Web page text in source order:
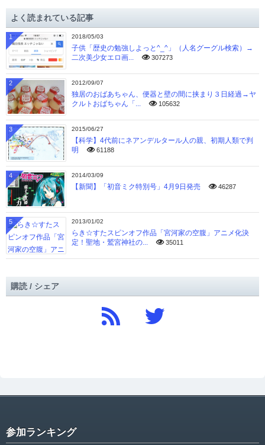
ブよく読まれている記事
2018/05/03
子供「歴史の勉強しよっと^_^」（人名グーグル検索）→
二次美少女エロ画...
307273
1
2012/09/07
独居のおばあちゃん、便器と壁の間に挟まり３日経過→ヤ
クルトおばちゃん「...
105632
2
2015/06/27
【科学】4代前にネアンデルタール人の親、初期人類で判
明
61188
3
2014/03/09
【新聞】「初音ミク特別号」4月9日発売 46287
4
2013/01/02
らき☆すたスピンオフ作品「宮河家の空腹」アニメ化決
定！聖地・鷲宮神社の...
35011
5
購読 / シェア
参加ランキング